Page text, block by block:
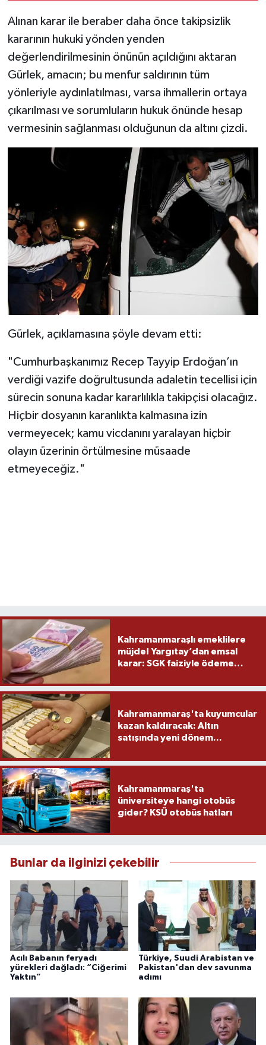
Alınan karar ile beraber daha önce takipsizlik
kararının hukuki yönden yenden
değerlendirilmesinin önünün açıldığını aktaran
Gürlek, amacın; bu menfur saldırının tüm
yönleriyle aydınlatılması, varsa ihmallerin ortaya
çıkarılması ve sorumluların hukuk önünde hesap
vermesinin sağlanması olduğunun da altını çizdi.
Gürlek, açıklamasına şöyle devam etti:
"Cumhurbaşkanımız Recep Tayyip Erdoğan’ın
verdiği vazife doğrultusunda adaletin tecellisi için
sürecin sonuna kadar kararlılıkla takipçisi olacağız.
Hiçbir dosyanın karanlıkta kalmasına izin
vermeyecek; kamu vicdanını yaralayan hiçbir
olayın üzerinin örtülmesine müsaade
etmeyeceğiz."
Kahramanmaraşlı emeklilere
müjde! Yargıtay’dan emsal
karar: SGK faiziyle ödeme
Kahramanmaraş'ta kuyumcular
kazan kaldıracak: Altın
satışında yeni dönem...
Kahramanmaraş'ta
üniversiteye hangi otobüs
gider? KSÜ otobüs hatları
Bunlar da ilginizi çekebilir
Acılı Babanın feryadı
yürekleri dağladı: “Ciğerimi
Yaktın”
Türkiye, Suudi Arabistan ve
Pakistan'dan dev savunma
adımı